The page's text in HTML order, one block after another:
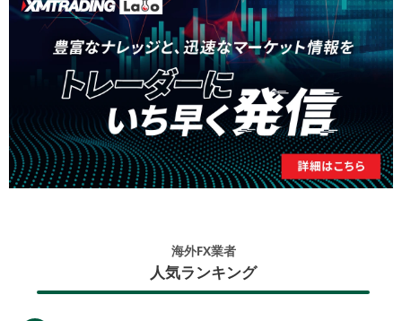
海外FX業者
人気ランキング